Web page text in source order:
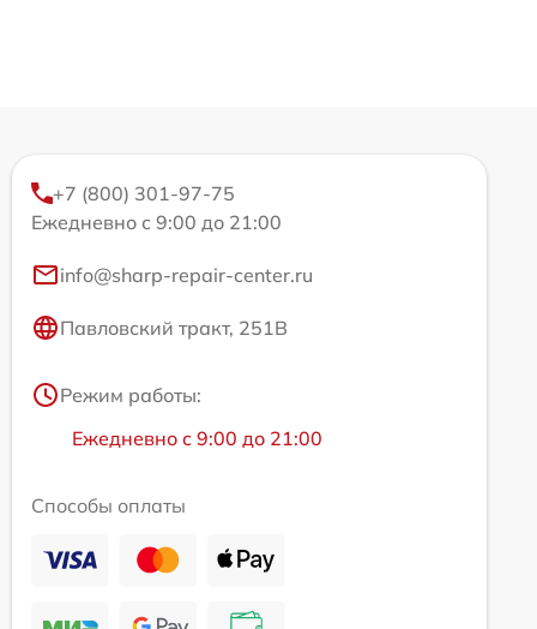
+7 (800) 301-97-75
Ежедневно с 9:00 до 21:00
info@sharp-repair-center.ru
Павловский тракт, 251В
Режим работы:
Ежедневно с 9:00 до 21:00
Способы оплаты